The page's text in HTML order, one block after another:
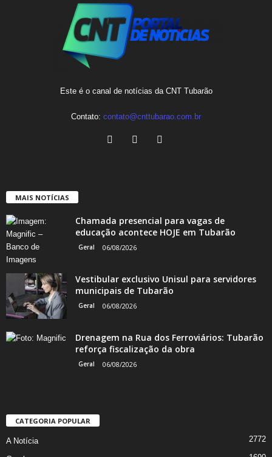
Este é o canal de notícias da CNT Tubarão
Contato: contato@cnttubarao.com.br
MAIS NOTÍCIAS
Chamada presencial para vagas de
educação acontece HOJE em Tubarão
Geral 06/08/2026
Vestibular exclusivo Unisul para servidores
municipais de Tubarão
Geral 06/08/2026
Drenagem na Rua dos Ferroviários: Tubarão
reforça fiscalização da obra
Geral 06/08/2026
CATEGORIA POPULAR
A Notícia 2772